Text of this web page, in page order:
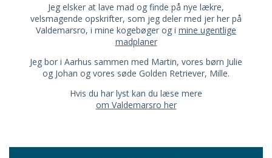
Jeg elsker at lave mad og finde på nye lækre,
velsmagende opskrifter, som jeg deler med jer her på
Valdemarsro, i mine kogebøger og i mine ugentlige
madplaner
Jeg bor i Aarhus sammen med Martin, vores børn Julie
og Johan og vores søde Golden Retriever, Mille.
Hvis du har lyst kan du læse mere
om Valdemarsro her